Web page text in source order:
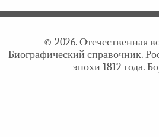
© 2026. Отечественная
Биографический справочник.
эпохи 1812 года.